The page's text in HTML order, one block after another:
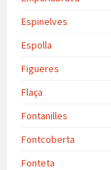
Espinelves
Espolla
Figueres
Flaça
Fontanilles
Fontcoberta
Fonteta